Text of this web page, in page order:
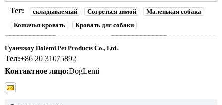
Тег: складываемый Согреться зимой
Маленькая собака
Кошачья кровать
Кровать для собаки
Гуанчжоу Dolemi Pet Products Co., Ltd.
Тел:+86 20 31075892
Контактное лицо:DogLemi